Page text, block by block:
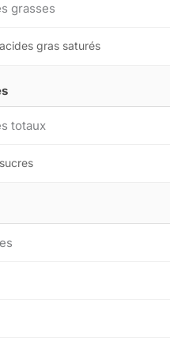
grasses
gras saturés
totaux